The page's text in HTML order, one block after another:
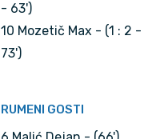
- 63')
10 Mozetič Max - (1 : 2 -
73')
RUMENI GOSTI